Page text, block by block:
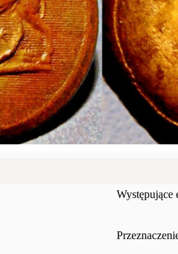
Występujące